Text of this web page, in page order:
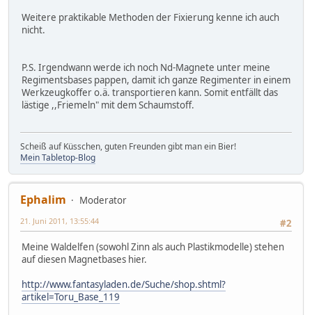
Weitere praktikable Methoden der Fixierung kenne ich auch
nicht.
P.S. Irgendwann werde ich noch Nd-Magnete unter meine
Regimentsbases pappen, damit ich ganze Regimenter in einem
Werkzeugkoffer o.ä. transportieren kann. Somit entfällt das
lästige ,,Friemeln" mit dem Schaumstoff.
Scheiß auf Küsschen, guten Freunden gibt man ein Bier!
Mein Tabletop-Blog
Ephalim
Moderator
#2
21. Juni 2011, 13:55:44
Meine Waldelfen (sowohl Zinn als auch Plastikmodelle) stehen
auf diesen Magnetbases hier.
http://www.fantasyladen.de/Suche/shop.shtml?
artikel=Toru_Base_119